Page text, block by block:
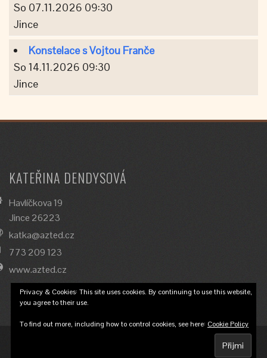
So 07.11.2026 09:30
Jince
Konstelace s Vojtou Franče
So 14.11.2026 09:30
Jince
KATEŘINA DENDYSOVÁ
Havlíčkova 19
Jince 26223
katka@azted.cz
773 209 123
www.azted.cz
Privacy & Cookies: This site uses cookies. By continuing to use this website,
you agree to their use.
To find out more, including how to control cookies, see here: Cookie Policy